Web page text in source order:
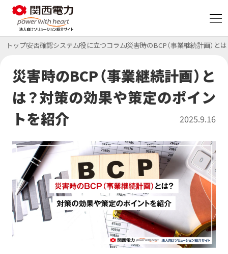
特集ページ
サービス
初期費用ゼロ・メンテもおまかせ
太陽光発電オンサイトサービス
CO₂フリー電気料金メニュー
再エネECOプラン
太陽光とセットで更なるコスト削減・脱炭素
コスト削減
特集ページ
サービス
空調の自動制御で省エネ
おまかSave-Air®
BCP・防災
特集ページサービス一覧
課題から探す事例・コラム等
トップ安否確認システム役に立つコラム災害時のBCP（事業継続計画）と
災害時のBCP（事業継続計画）と
は？対策の効果や策定のポイン
トを紹介
2025.9.16